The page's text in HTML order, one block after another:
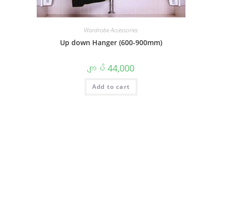
Wardrobe Accessories
Up down Hanger (600-900mm)
ကျပ် 44,000
Add to cart